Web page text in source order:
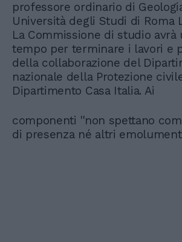
professore ordinario di
Università degli Studi di Roma
La Commissione di studio avrà
tempo per terminare i lavori e
della collaborazione del
nazionale della Protezione
Dipartimento Casa Italia. Ai
componenti ''non spettano
di presenza né altri